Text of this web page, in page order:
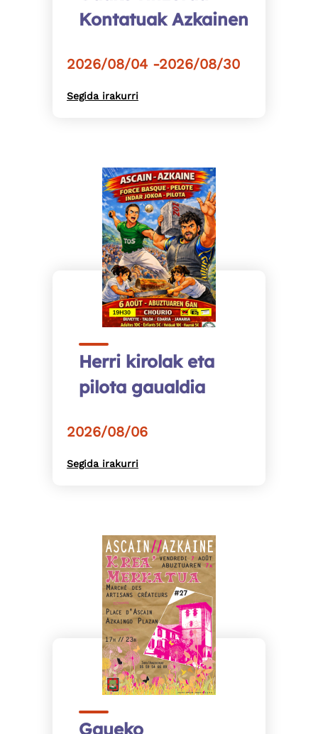
Kontatuak Azkainen
2026/08/04 -2026/08/30
Segida irakurri
Herri kirolak eta
pilota gaualdia
2026/08/06
Segida irakurri
Gaueko